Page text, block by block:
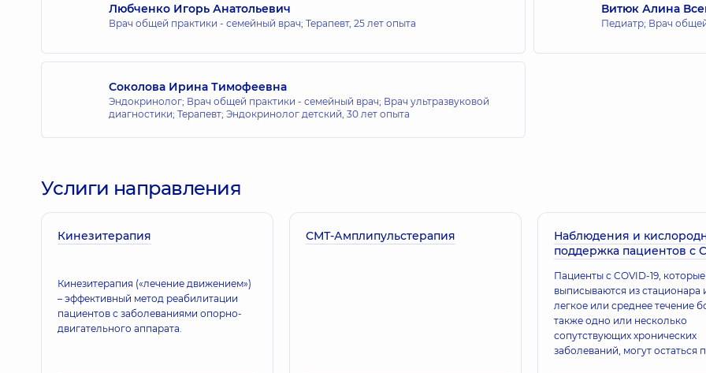
Любченко Игорь Анатольевич
Врач общей практики - семейный врач; Терапевт, 25 лет опыта
Витюк Алина
Педиатр; Врач
Соколова Ирина Тимофеевна
Эндокринолог; Врач общей практики - семейный врач; Врач ультразвуковой
диагностики; Терапевт; Эндокринолог детский, 30 лет опыта
Услиги направления
Кинезитерапия
Кинезитерапия («лечение движением»)
– эффективный метод реабилитации
пациентов с заболеваниями опорно-
двигательного аппарата.
СМТ-Амплипульстерапия
Наблюдения и
поддержка пациентов с
Пациенты с COVID-19, которые
выписываются из стационара
легкое или среднее течение
также одно или несколько
сопутствующих хронических
заболеваний, могут остаться